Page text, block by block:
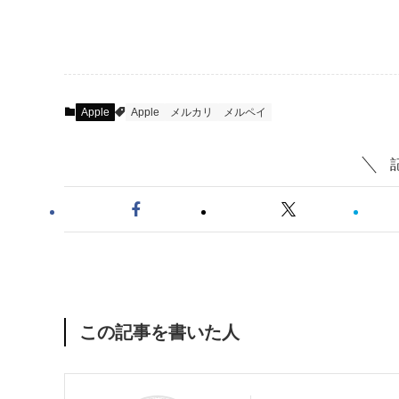
Apple Apple メルカリ メルペイ
この記事を書いた人